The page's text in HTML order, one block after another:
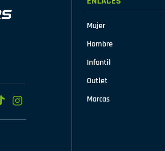
Mujer
Hombre
Infantil
Outlet
Marcas